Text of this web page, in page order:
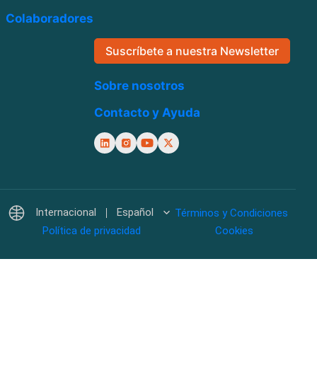
Colaboradores
Suscríbete a nuestra Newsletter
Sobre nosotros
Contacto y Ayuda
Internacional Español
Términos y Condiciones
Política de privacidad
Cookies